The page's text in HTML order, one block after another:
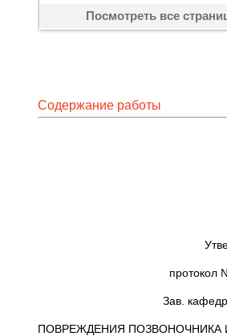
Посмотреть все
Содержание работы
Утверждено на
протокол №___ от
Зав.
ПОВРЕЖДЕНИЯ ПОЗВОНОЧНИКА